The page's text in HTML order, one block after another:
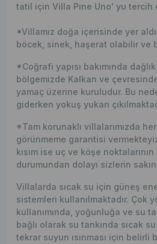
tatil için Villa Pine Uno' yu tercih
*Villamız doğa içerisinde yer
böcek, sinek, haşerat olabilir ve
*Coğrafi yapısı bakımında
bölgemizde Kalkan ve
yamaç üzerine kuruludur. Bu
giderken yokuş yukarı
*Tam korunaklı villalarımızda
görünmeme garantisi
kısım ise uç ve köşe
durumundan dolayı sizlerin
Villalarda sıcak su için güneş
sistemleri kullanılmaktadır. Çok
kullanımında, yoğunluğa ve su
bağlı olarak su tankında sıcak
tekrar suyun ısınması için belirli